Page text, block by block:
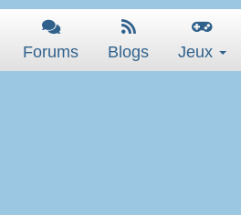
Forums Blogs Jeux